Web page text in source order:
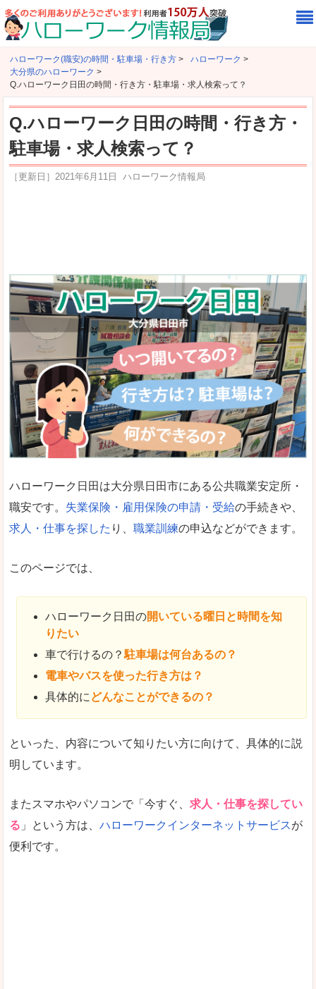
ハローワーク(職安)の時間・駐車場・行き方 > ハローワーク >
大分県のハローワーク >
Q.ハローワーク日田の時間・行き方・駐車場・求人検索って？
Q.ハローワーク日田の時間・行き方・
駐車場・求人検索って？
［更新日］ 2021年6月11日 ハローワーク情報局
ハローワーク日田は大分県日田市にある公共職業安定所・
職安です。 失業保険・雇用保険の申請・受給の手続きや、
求人・仕事を探した り、 職業訓練の申込などができます。
このページでは、
ハローワーク日田の開いている曜日と時間を知
りたい
車で行けるの？駐車場は何台あるの？
電車やバスを使った行き方は？
具体的にどんなことができるの？
といった、内容について知りたい方に向けて、具体的に説
明しています。
またスマホやパソコンで「今すぐ、 求人・仕事を探してい
る 」という方は、 ハローワークインターネットサービスが
便利です。